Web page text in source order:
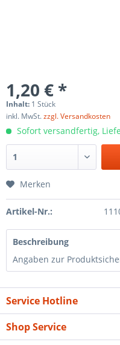
1,20 € *
Inhalt: 1 Stück
inkl. MwSt.zzgl. Versandkosten
Sofort versandfertig,
Merken
Artikel-Nr.:
Beschreibung
Angaben zur
Service Hotline
Shop Service